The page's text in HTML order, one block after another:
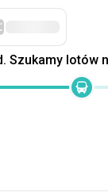
Szukamy lotów